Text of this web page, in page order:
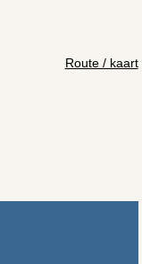
Route / kaart